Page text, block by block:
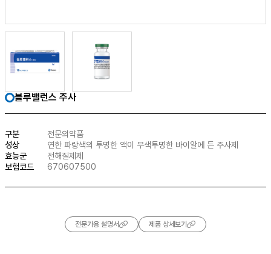
블루밸런스 주사
구분
전문의약품
성상
연한 파랑색의 투명한 액이 무색투명한 바이알에 든 주사제
효능군
전해질제제
보험코드
670607500
전문가용 설명서 제품 상세보기